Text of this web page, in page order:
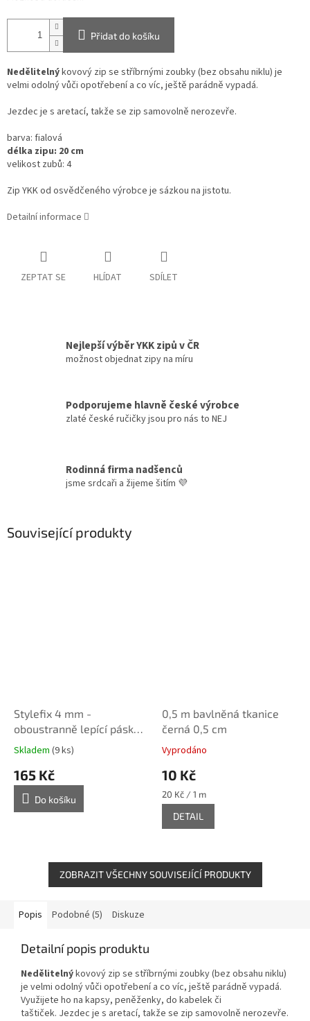
Přidat do košíku
Nedělitelnýkovový zip se stříbrnými zoubky (bez obsahu niklu) je
velmi odolný vůči opotřebení a co víc, ještě parádně vypadá.
Jezdec je s aretací, takže se zip samovolně nerozevře.
barva: fialová
délka zipu: 20 cm
velikost zubů: 4
Zip YKK od osvědčeného výrobce je sázkou na jistotu.
Detailní informace
ZEPTAT SE HLÍDAT SDÍLET
Nejlepší výběr YKK zipů v ČR
možnost objednat zipy na míru
Podporujeme hlavně české výrobce
zlaté české ručičky jsou pro nás to NEJ
Rodinná firma nadšenců
jsme srdcaři a žijeme šitím 💜
Související produkty
Stylefix 4 mm -
oboustranně lepící páska
na textil, 50 m
Skladem (9 ks)
165 Kč
Do košíku
0,5 m bavlněná tkanice
černá 0,5 cm
Vyprodáno
10 Kč
Měrná
cena:
20 Kč / 1 m
DETAIL
ZOBRAZIT VŠECHNY SOUVISEJÍCÍ PRODUKTY
Popis Podobné (5) Diskuze
Detailní popis produktu
Nedělitelnýkovový zip se stříbrnými zoubky (bez obsahu niklu)
je velmi odolný vůči opotřebení a co víc, ještě parádně vypadá.
Využijete ho na kapsy, peněženky, do kabelek či
taštiček. Jezdec je s aretací, takže se zip samovolně nerozevře.